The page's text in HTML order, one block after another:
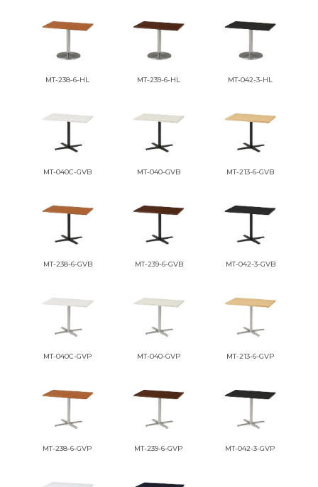
MT-238-6-HL MT-239-6-HL MT-042-3-HL
MT-040C-GVB MT-040-GVB MT-213-6-GVB
MT-238-6-GVB MT-239-6-GVB MT-042-3-GVB
MT-040C-GVP MT-040-GVP MT-213-6-GVP
MT-238-6-GVP MT-239-6-GVP MT-042-3-GVP